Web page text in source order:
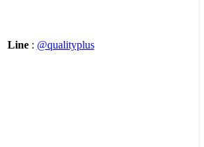
Line: @qualityplus